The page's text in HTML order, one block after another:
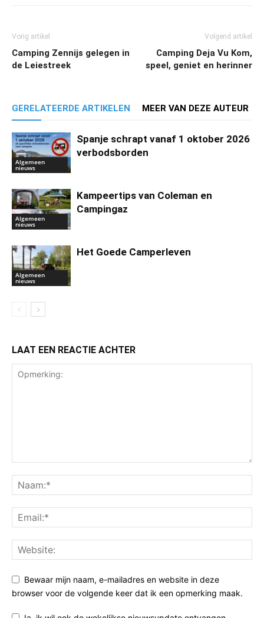
Vorig artikel
Camping Zennijs gelegen in
de Leiestreek
Volgend artikel
Camping Deja Vu Kom,
speel, geniet en herinner
GERELATEERDE ARTIKELEN MEER VAN DEZE AUTEUR
Algemeen
nieuws
Spanje schrapt vanaf 1 oktober 2026
verbodsborden
Algemeen
nieuws
Kampeertips van Coleman en
Campingaz
Algemeen
nieuws
Het Goede Camperleven
LAAT EEN REACTIE ACHTER
Bewaar mijn naam, e-mailadres en website in deze
browser voor de volgende keer dat ik een opmerking maak.